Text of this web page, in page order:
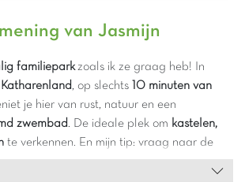
van Jasmijn
familiepark zoals ik ze graag heb! In
Katharenland , op slechts
10 minuten van
je hier van rust, natuur en een
zwembad . De ideale plek om kastelen,
te verkennen. En mijn tip: vraag naar de
het weekend – perfect voor een mooie